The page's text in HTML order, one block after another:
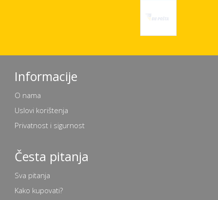
Informacije
O nama
Uslovi korištenja
Privatnost i sigurnost
Česta pitanja
Sva pitanja
Kako kupovati?